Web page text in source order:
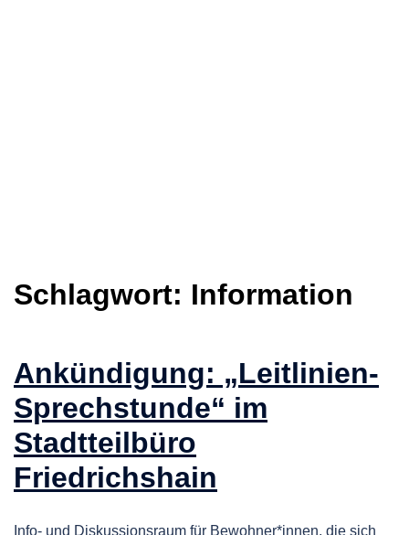
Schlagwort: Information
Ankündigung: „Leitlinien-
Sprechstunde“ im
Stadtteilbüro
Friedrichshain
Info- und Diskussionsraum für Bewohner*innen, die sich